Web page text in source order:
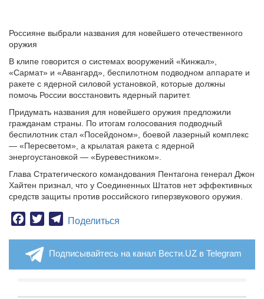
Россияне выбрали названия для новейшего отечественного
оружия
В клипе говорится о системах вооружений «Кинжал»,
«Сармат» и «Авангард», беспилотном подводном аппарате и
ракете с ядерной силовой установкой, которые должны
помочь России восстановить ядерный паритет.
Придумать названия для новейшего оружия предложили
гражданам страны. По итогам голосования подводный
беспилотник стал «Посейдоном», боевой лазерный комплекс
— «Пересветом», а крылатая ракета с ядерной
энергоустановкой — «Буревестником».
Глава Стратегического командования Пентагона генерал Джон
Хайтен признал, что у Соединенных Штатов нет эффективных
средств защиты против российского гиперзвукового оружия.
Facebook
TwitterTelegram
Поделиться
Подписывайтесь на канал Вести.UZ в Telegram